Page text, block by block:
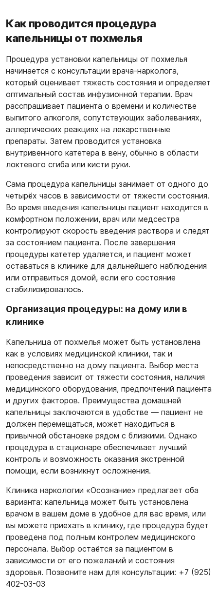
Как проводится процедура
капельницы от похмелья
Процедура установки капельницы от похмелья
начинается с консультации врача-нарколога,
который оценивает тяжесть состояния и определяет
оптимальный состав инфузионной терапии. Врач
расспрашивает пациента о времени и количестве
выпитого алкоголя, сопутствующих заболеваниях,
аллергических реакциях на лекарственные
препараты. Затем проводится установка
внутривенного катетера в вену, обычно в области
локтевого сгиба или кисти руки.
Сама процедура капельницы занимает от одного до
четырёх часов в зависимости от тяжести состояния.
Во время введения капельницы пациент находится в
комфортном положении, врач или медсестра
контролируют скорость введения раствора и следят
за состоянием пациента. После завершения
процедуры катетер удаляется, и пациент может
оставаться в клинике для дальнейшего наблюдения
или отправиться домой, если его состояние
стабилизировалось.
Организация процедуры: на дому или в
клинике
Капельница от похмелья может быть установлена
как в условиях медицинской клиники, так и
непосредственно на дому пациента. Выбор места
проведения зависит от тяжести состояния, наличия
медицинского оборудования, предпочтений пациента
и других факторов. Преимущества домашней
капельницы заключаются в удобстве — пациент не
должен перемещаться, может находиться в
привычной обстановке рядом с близкими. Однако
процедура в стационаре обеспечивает лучший
контроль и возможность оказания экстренной
помощи, если возникнут осложнения.
Клиника наркологии «Осознание» предлагает оба
варианта: капельница может быть установлена
врачом в вашем доме в удобное для вас время, или
вы можете приехать в клинику, где процедура будет
проведена под полным контролем медицинского
персонала. Выбор остаётся за пациентом в
зависимости от его пожеланий и состояния
здоровья. Позвоните нам для консультации: +7 (925)
402-03-03